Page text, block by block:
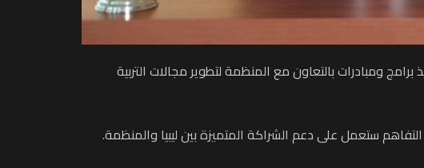
ومبادرات بالتعاون مع المنظمة لتطوير مجالات التربية
ستعمل على دعم الشراكة المتميزة بين ليبيا والمنظمة.